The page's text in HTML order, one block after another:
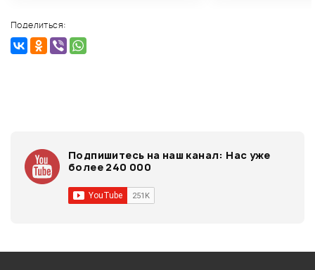
Поделиться:
Подпишитесь на наш канал: Нас уже
более 240 000